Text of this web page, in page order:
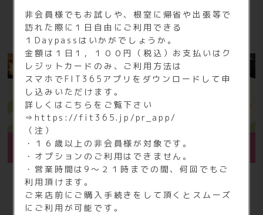
非会員様でもお試しや、根室に帰省や出張等で
訪れた際に１日自由にご利用できる
１Daypassはいかがでしょうか。
金額は１日１，１００円（税込）お支払いはク
レジットカードのみ、ご利用方法は
スマホでFIT365アプリをダウンロードして申
し込みいただけます。
詳しくはこちらをご覧下さい
⇒ https://fit365.jp/pr_app/
（注）
・１６歳以上の非会員様が対象です。
・オプションのご利用はできません。
・営業時間は9～２１時までの間、何回でもご
利用頂けます。
ご来店前にご購入手続きをして頂くとスムーズ
にご利用が可能です。